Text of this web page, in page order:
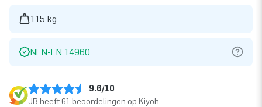
115 kg
NEN-EN 14960
9.6/10
JB heeft 61 beoordelingen op Kiyoh